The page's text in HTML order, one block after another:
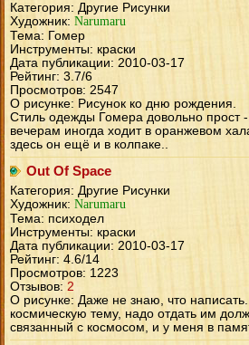
Категория: Другие Рисунки
Художник: Narumaru
Тема: Гомер
Инструменты: краски
Дата публикации: 2010-03-17
Рейтинг: 3.7/6
Просмотров: 2547
О рисунке: Рисунок ко дню рождения.
Стиль одежды Гомера довольно прост
вечерам иногда ходит в оранжевом
здесь он ещё и в колпаке..
Out Of Space
Категория: Другие Рисунки
Художник: Narumaru
Тема: психодел
Инструменты: краски
Дата публикации: 2010-03-17
Рейтинг: 4.6/14
Просмотров: 1223
Отзывов: 2
О рисунке: Даже не знаю, что
космическую тему, надо отдать им
связанный с космосом, и у меня в